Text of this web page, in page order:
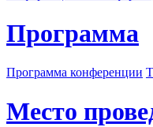
Программа
Программа конференции
Место